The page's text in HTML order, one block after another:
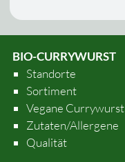
BIO-CURRYWURST
Standorte
Sortiment
Vegane Currywurst
Zutaten/Allergene
Qualität